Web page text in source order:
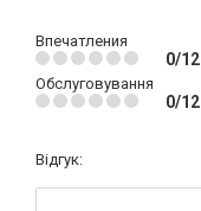
Впечатления
0/12
Обслуговування
0/12
Відгук: